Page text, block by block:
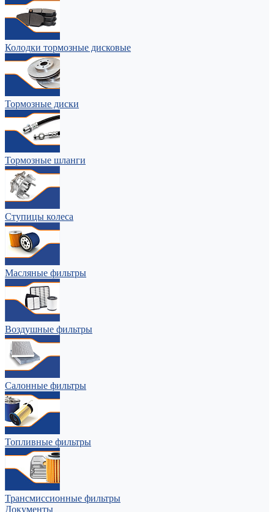
Колодки тормозные дисковые
Тормозные диски
Тормозные шланги
Ступицы колеса
Масляные фильтры
Воздушные фильтры
Салонные фильтры
Топливные фильтры
Трансмиссионные фильтры
Документы